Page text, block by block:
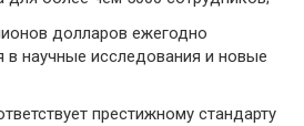
долларов ежегодно
в научные исследования и новые
престижному стандарту